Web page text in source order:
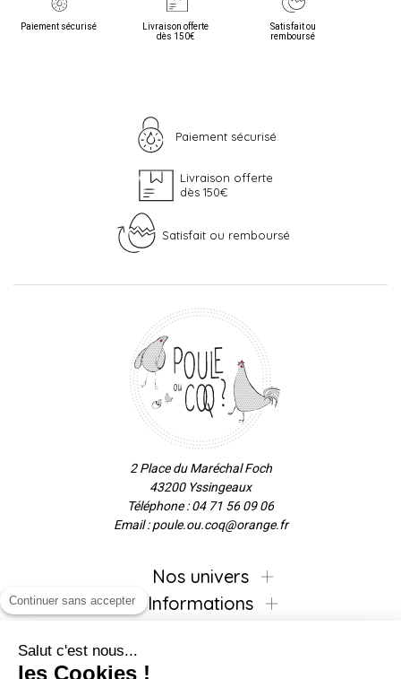
Paiement sécurisé
Livraison offerte
dès 150€
Satisfait ou
remboursé
Paiement sécurisé
Livraison offerte
dès 150€
Satisfait ou remboursé
2 Place du Maréchal Foch
43200 Yssingeaux
Téléphone : 04 71 56 09 06
Email : poule.ou.coq@orange.fr
Nos univers
Informations
Continuer sans accepter
Salut c'est nous...
les Cookies !